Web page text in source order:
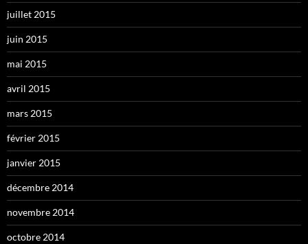
juillet 2015
juin 2015
mai 2015
avril 2015
mars 2015
février 2015
janvier 2015
décembre 2014
novembre 2014
octobre 2014